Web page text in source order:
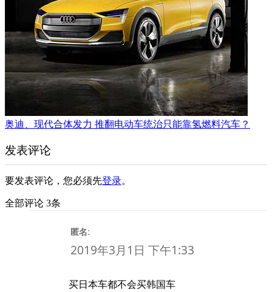
奥迪、现代合体发力 推翻电动车统治只能靠氢燃料汽车？
发表评论
要发表评论，您必须先登录。
全部评论 3条
匿名:
2019年3月1日 下午1:33
买日本车都不会买韩国车